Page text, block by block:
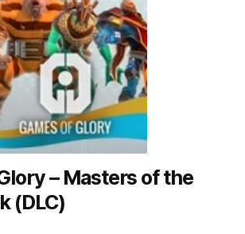
– Masters of the
(DLC)